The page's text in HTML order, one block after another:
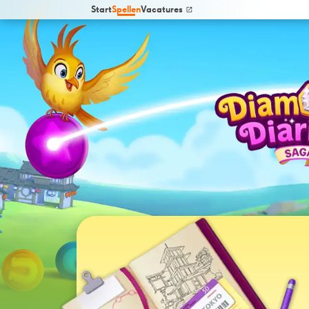
StartSpellenVacatures